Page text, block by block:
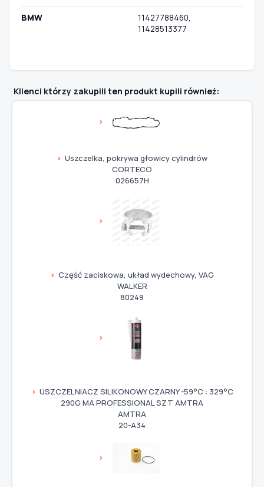
BMW
11427788460,
11428513377
Klienci którzy zakupili ten produkt kupili również:
Uszczelka, pokrywa głowicy cylindrów
CORTECO
026657H
Część zaciskowa, układ wydechowy, VAG
WALKER
80249
USZCZELNIACZ SILIKONOWY CZARNY -59°C : 329°C
290G MA PROFESSIONAL SZT AMTRA
AMTRA
20-A34